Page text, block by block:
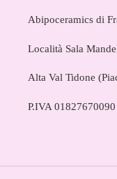
Abipoceramics di
Località Sala
Alta Val Tidone
P.IVA 01827670090